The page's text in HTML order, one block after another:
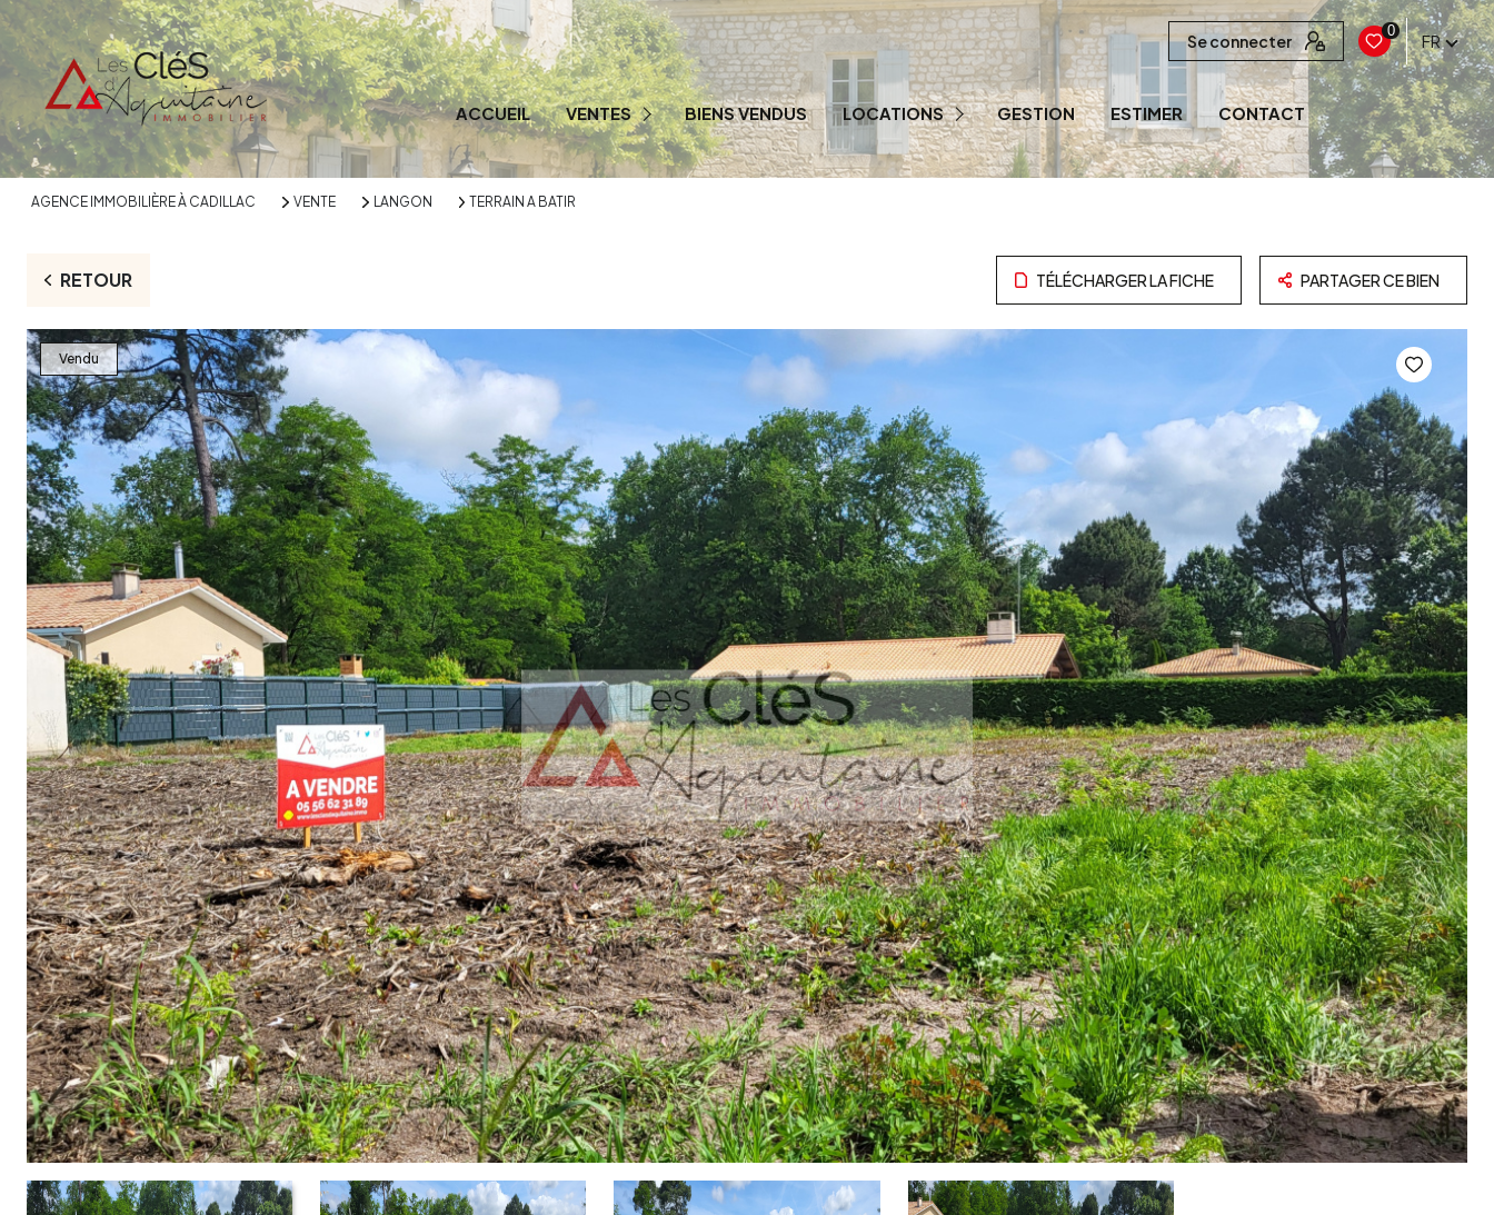
Se connecter
0
FR
ACCUEIL VENTES
PRESTIGE
BIENS VENDUS LOCATIONS
LOCATION PRO
GESTION ESTIMER CONTACT
AGENCE IMMOBILIÈRE À CADILLAC VENTE LANGON TERRAIN A BATIR
RETOUR TÉLÉCHARGER LA FICHE PARTAGER CE BIEN
Vendu